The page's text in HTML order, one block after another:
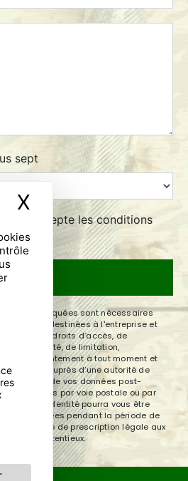
X Masquer le
sept
j'accepte les conditions
**
ENVOYER
communiquées sont nécessaires
Elles sont destinées à l'entreprise et
de droits d’accès, de
de portabilité, de limitation,
votre consentement à tout moment et
auprès d’une autorité de
le sort de vos données post-
ces droits par voie postale ou par
d'identité pourra vous être
vos données pendant la période de
la durée de prescription légale aux
des contentieux.